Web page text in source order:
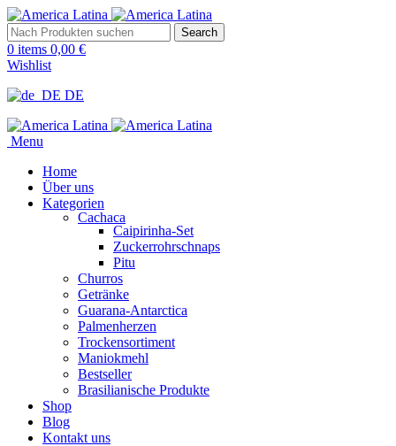
Search
0 items 0,00 €
Wishlist
DE
Menu
Home
Über uns
Kategorien
Cachaca
Caipirinha-Set
Zuckerrohrschnaps
Pitu
Churros
Getränke
Guarana-Antarctica
Palmenherzen
Trockensortiment
Maniokmehl
Bestseller
Brasilianische Produkte
Shop
Blog
Kontakt uns